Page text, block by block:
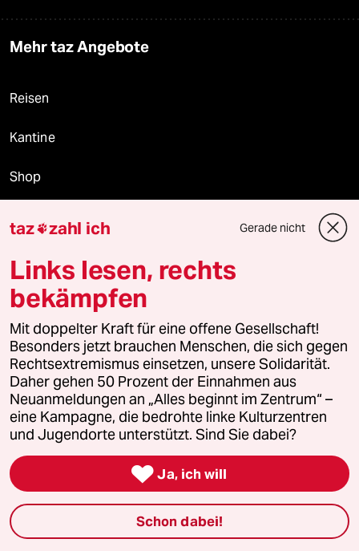
Mehr taz Angebote
Reisen
Kantine
Shop
Fragen & Hilfe
Feedback
Aboservice
ePaper Login
Downloads für Abonnierende
© 2026 taz Verlags und Vertriebs GmbH
Alle Rechte vorbehalten. Bei rechtlichen Fragen oder für Genehmigungen
taz zahl ich Gerade nicht
Links lesen, rechts
bekämpfen
Mit doppelter Kraft für eine offene Gesellschaft!
Besonders jetzt brauchen Menschen, die sich gegen
Rechtsextremismus einsetzen, unsere Solidarität.
Daher gehen 50 Prozent der Einnahmen aus
Neuanmeldungen an „Alles beginnt im Zentrum“ –
eine Kampagne, die bedrohte linke Kulturzentren
und Jugendorte unterstützt. Sind Sie dabei?
 Ja, ich will
Schon dabei!